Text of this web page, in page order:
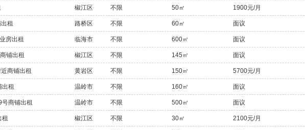
椒江区 不限 50㎡ 1900元/月
租 路桥区 不限 60㎡ 面议
房出租 临海市 不限 600㎡ 面议
铺出租 椒江区 不限 145㎡ 面议
商铺出租 黄岩区 不限 150㎡ 5700元/月
租 温岭市 不限 160㎡ 面议
商铺出租 温岭市 不限 500㎡ 面议
租 椒江区 不限 30㎡ 2100元/月